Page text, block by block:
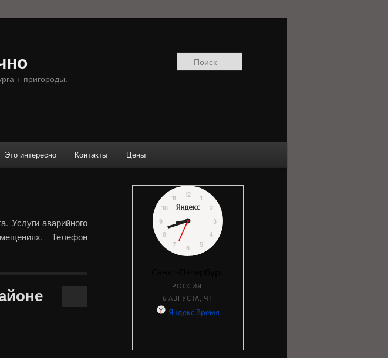
+ пригороды.
Это интересно Контакты Цены
Услуги аварийного
Телефон